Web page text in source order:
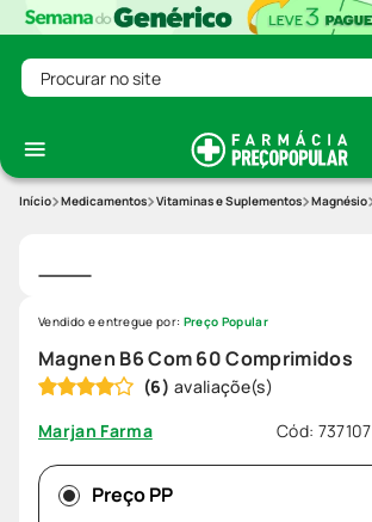
Procurar no site
Medicamentos Vitaminas e Suplementos Magnésio
Magnen B6 Com 60 Comprimidos
(6)
Marjan Farma
Cód: 737107
Vendido e entregue por: Preço Popular
Preço PP